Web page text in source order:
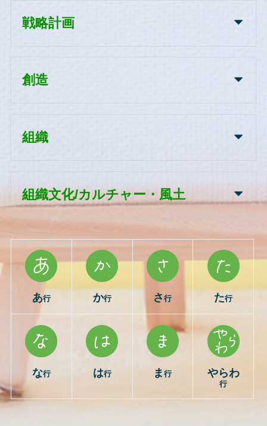
戦略計画
創造
組織
組織文化/カルチャー・風土
あ行 か行 さ行 た行
な行 は行 ま行 やらわ
行